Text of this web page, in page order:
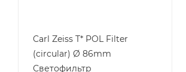
Carl Zeiss T* POL Filter
(circular) Ø 86mm
Светофильтр